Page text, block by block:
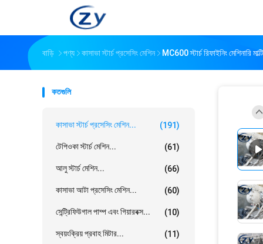
বাড়ি পণ্য কাসাভা স্টার্চ প্রসেসিং মেশিন MC600 স্টার্চ রিফাইনিং মেশিনারি
কতগুলি
কাসাভা স্টার্চ প্রসেসিং মেশিন... (191)
টেপিওকা স্টার্চ মেশিন... (61)
আলু স্টার্চ মেশিন... (66)
কাসাভা আটা প্রসেসিং মেশিন... (60)
সেন্ট্রিফিউগাল পাম্প এবং গিয়ারবক্স... (10)
স্বয়ংক্রিয় প্রবাহ মিটার... (11)